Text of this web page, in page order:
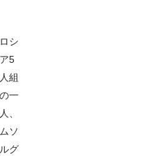
ロシ
ア5
人組
の一
人、
ムソ
ルグ